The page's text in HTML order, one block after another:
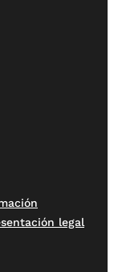
legal